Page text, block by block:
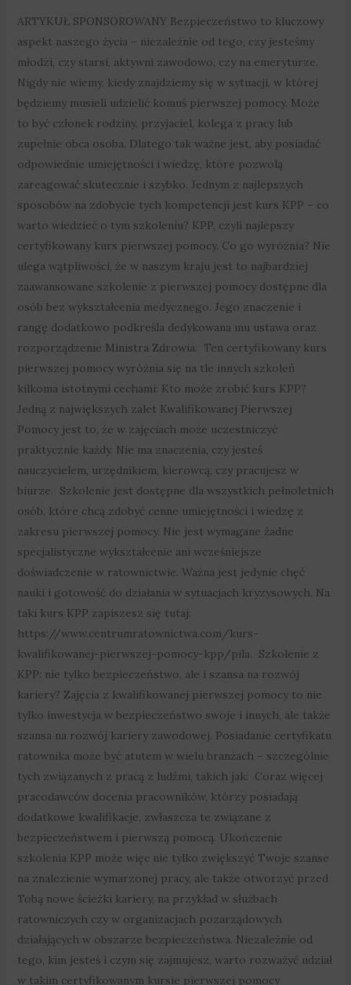
ARTYKUŁ SPONSOROWANY Bezpieczeństwo to kluczowy
aspekt naszego życia – niezależnie od tego, czy jesteśmy
młodzi, czy starsi, aktywni zawodowo, czy na emeryturze.
Nigdy nie wiemy, kiedy znajdziemy się w sytuacji, w której
będziemy musieli udzielić komuś pierwszej pomocy. Może
to być członek rodziny, przyjaciel, kolega z pracy lub
zupełnie obca osoba. Dlatego tak ważne jest, aby posiadać
odpowiednie umiejętności i wiedzę, które pozwolą
zareagować skutecznie i szybko. Jednym z najlepszych
sposobów na zdobycie tych kompetencji jest kurs KPP – co
warto wiedzieć o tym szkoleniu? KPP, czyli najlepszy
certyfikowany kurs pierwszej pomocy. Co go wyróżnia? Nie
ulega wątpliwości, że w naszym kraju jest to najbardziej
zaawansowane szkolenie z pierwszej pomocy dostępne dla
osób bez wykształcenia medycznego. Jego znaczenie i
rangę dodatkowo podkreśla dedykowana mu ustawa oraz
rozporządzenie Ministra Zdrowia. Ten certyfikowany kurs
pierwszej pomocy wyróżnia się na tle innych szkoleń
kilkoma istotnymi cechami: Kto może zrobić kurs KPP?
Jedną z największych zalet Kwalifikowanej Pierwszej
Pomocy jest to, że w zajęciach może uczestniczyć
praktycznie każdy. Nie ma znaczenia, czy jesteś
nauczycielem, urzędnikiem, kierowcą, czy pracujesz w
biurze. Szkolenie jest dostępne dla wszystkich pełnoletnich
osób, które chcą zdobyć cenne umiejętności i wiedzę z
zakresu pierwszej pomocy. Nie jest wymagane żadne
specjalistyczne wykształcenie ani wcześniejsze
doświadczenie w ratownictwie. Ważna jest jedynie chęć
nauki i gotowość do działania w sytuacjach kryzysowych. Na
taki kurs KPP zapiszesz się tutaj:
https://www.centrumratownictwa.com/kurs-
kwalifikowanej-pierwszej-pomocy-kpp/pila. Szkolenie z
KPP: nie tylko bezpieczeństwo, ale i szansa na rozwój
kariery? Zajęcia z kwalifikowanej pierwszej pomocy to nie
tylko inwestycja w bezpieczeństwo swoje i innych, ale także
szansa na rozwój kariery zawodowej. Posiadanie certyfikatu
ratownika może być atutem w wielu branżach – szczególnie
tych związanych z pracą z ludźmi, takich jak: Coraz więcej
pracodawców docenia pracowników, którzy posiadają
dodatkowe kwalifikacje, zwłaszcza te związane z
bezpieczeństwem i pierwszą pomocą. Ukończenie
szkolenia KPP może więc nie tylko zwiększyć Twoje szanse
na znalezienie wymarzonej pracy, ale także otworzyć przed
Tobą nowe ścieżki kariery, na przykład w służbach
ratowniczych czy w organizacjach pozarządowych
działających w obszarze bezpieczeństwa. Niezależnie od
tego, kim jesteś i czym się zajmujesz, warto rozważyć udział
w takim certyfikowanym kursie pierwszej pomocy